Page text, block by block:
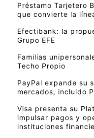
Préstamo Tarjetero
que convierte la
Efectibank: la
Grupo EFE
Familias
Techo Propio
PayPal expande su
mercados, incluido
Visa presenta su
impulsar pagos y
instituciones